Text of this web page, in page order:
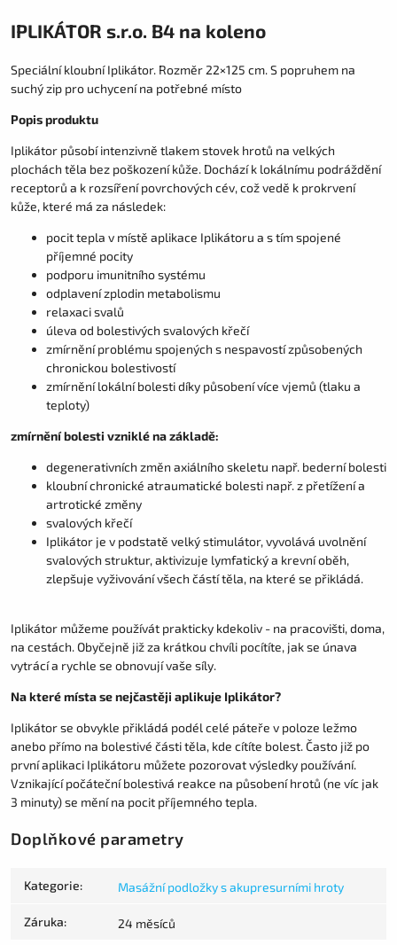
IPLIKÁTOR s.r.o. B4 na koleno
Speciální kloubní Iplikátor. Rozměr 22×125 cm. S popruhem na
suchý zip pro uchycení na potřebné místo
Popis produktu
Iplikátor působí intenzivně tlakem stovek hrotů na velkých
plochách těla bez poškození kůže. Dochází k lokálnímu podráždění
receptorů a k rozsíření povrchových cév, což vedě k prokrvení
kůže, které má za následek:
pocit tepla v místě aplikace Iplikátoru a s tím spojené
příjemné pocity
podporu imunitního systému
odplavení zplodin metabolismu
relaxaci svalů
úleva od bolestivých svalových křečí
zmírnění problému spojených s nespavostí způsobených
chronickou bolestivostí
zmírnění lokální bolesti díky působení více vjemů (tlaku a
teploty)
zmírnění bolesti vzniklé na základě:
degenerativních změn axiálního skeletu např. bederní bolesti
kloubní chronické atraumatické bolesti např. z přetížení a
artrotické změny
svalových křečí
Iplikátor je v podstatě velký stimulátor, vyvolává uvolnění
svalových struktur, aktivizuje lymfatický a krevní oběh,
zlepšuje vyživování všech částí těla, na které se přikládá.
Iplikátor můžeme používát prakticky kdekoliv - na pracovišti, doma,
na cestách. Obyčejně již za krátkou chvíli pocítíte, jak se únava
vytrácí a rychle se obnovují vaše síly.
Na které místa se nejčastěji aplikuje Iplikátor?
Iplikátor se obvykle přikládá podél celé páteře v poloze ležmo
anebo přímo na bolestivé části těla, kde cítíte bolest. Často již po
první aplikaci Iplikátoru můžete pozorovat výsledky používání.
Vznikající počáteční bolestivá reakce na působení hrotů (ne víc jak
3 minuty) se mění na pocit příjemného tepla.
Doplňkové parametry
Kategorie: Masážní podložky s akupresurními hroty
Záruka: 24 měsíců